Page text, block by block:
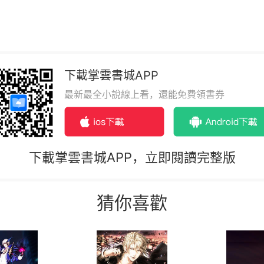
下載掌雲書城APP
最新最全小說線上看，還能免費領書券
下載掌雲書城APP，立即閱讀完整版
猜你喜歡